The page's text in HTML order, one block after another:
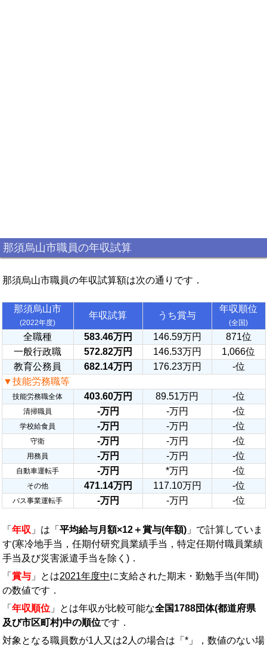
那須烏山市職員の年収試算
那須烏山市職員の年収試算額は次の通りです．
那須烏山市
(2022年度)
年収試算 うち賞与
年収順位
(全国)
全職種 583.46万円 146.59万円
871位
一般行政職
572.82万円 146.53万円
1,066位
教育公務員
682.14万円 176.23万円
-位
▼技能労務職等
技能労務職全体 403.60万円 89.51万円 -位
清掃職員 -万円 -万円 -位
学校給食員 -万円 -万円 -位
守衛 -万円 -万円 -位
用務員 -万円 -万円 -位
自動車運転手 -万円 *万円 -位
その他 471.14万円 117.10万円 -位
バス事業運転手 -万円 -万円 -位
「 年収 」は「 平均給与月額×12＋賞与(年額) 」で計算していま
す(寒冷地手当，任期付研究員業績手当，特定任期付職員業績
手当及び災害派遣手当を除く)．
「 賞与 」とは2021年度中に支給された期末・勤勉手当(年間)
の数値です．
「 年収順位 」とは年収が比較可能な全国1788団体(都道府県
及び市区町村)中の順位です．
対象となる職員数が1人又は2人の場合は「*」，数値のない場